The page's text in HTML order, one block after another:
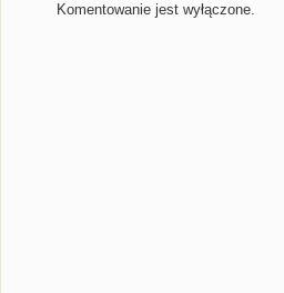
Komentowanie jest wyłączone.